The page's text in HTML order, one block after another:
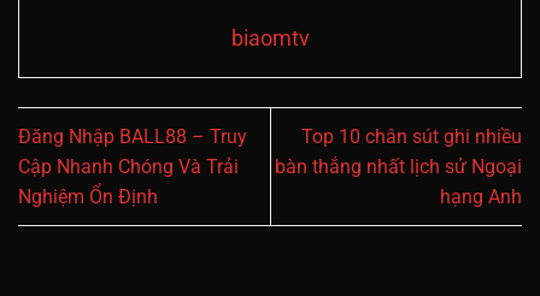
biaomtv
Đăng Nhập BALL88 – Truy
Cập Nhanh Chóng Và Trải
Nghiệm Ổn Định
Top 10 chân sút ghi nhiều
bàn thắng nhất lịch sử Ngoại
hạng Anh